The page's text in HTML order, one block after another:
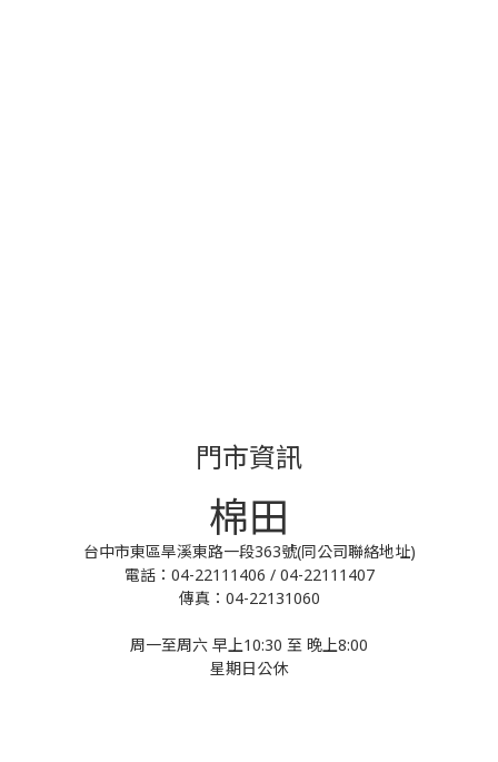
門市資訊
棉田
台中市東區旱溪東路一段363號(同公司聯絡地址)
電話：04-22111406 / 04-22111407
傳真：04-22131060
周一至周六 早上10:30 至 晚上8:00
星期日公休